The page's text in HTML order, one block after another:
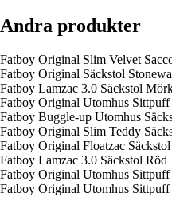
Andra produkter
Fatboy Original Slim Velvet
Fatboy Original Säckstol
Fatboy Lamzac 3.0 Säckstol
Fatboy Original Utomhus
Fatboy Buggle-up Utomhus
Fatboy Original Slim Teddy
Fatboy Original Floatzac
Fatboy Lamzac 3.0 Säckstol Röd
Fatboy Original Utomhus Sittpuff
Fatboy Original Utomhus Sittpuff